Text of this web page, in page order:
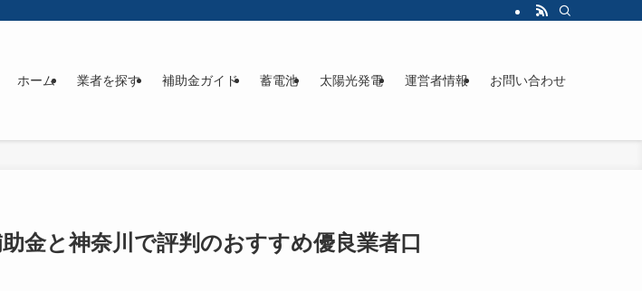
ホーム 業者を探す 補助金ガイド 蓄電池 太陽光発電 運営者情報 お問い合わせ
金と神奈川で評判のおすすめ優良業者口